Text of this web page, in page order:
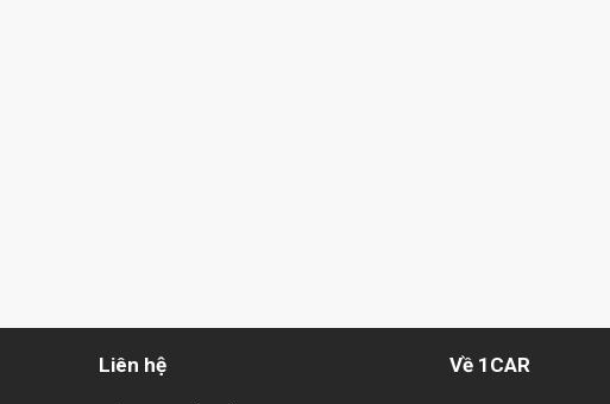
Liên hệ Về 1CAR